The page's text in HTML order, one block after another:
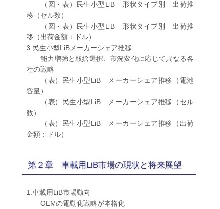
（図・表）民生小型LiB 形状タイプ別 出荷推
移（セル数）
（図・表）民生小型LiB 形状タイプ別 出荷推
移（出荷金額：ドル）
3.民生小型LiBメーカーシェア推移
能力増強と取捨選択、市況変化に応じて異なる各
社の戦略
（表）民生小型LiB メーカーシェア推移（電池
容量）
（表）民生小型LiB メーカーシェア推移（セル
数）
（表）民生小型LiB メーカーシェア推移（出荷
金額：ドル）
第２章 車載用LiB市場の現状と将来展望
1.車載用LiB市場動向
OEMの電動化戦略が本格化